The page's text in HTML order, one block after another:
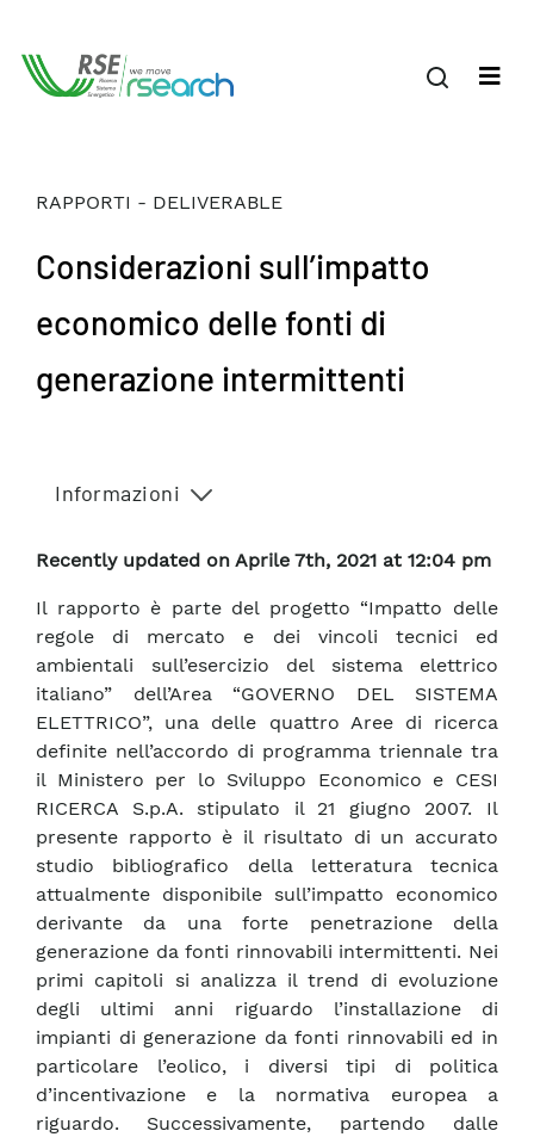
RAPPORTI - DELIVERABLE
Considerazioni sull’impatto
economico delle fonti di
generazione intermittenti
Informazioni
Recently updated on Aprile 7th, 2021 at 12:04 pm
Il rapporto è parte del progetto “Impatto delle
regole di mercato e dei vincoli tecnici ed
ambientali sull’esercizio del sistema elettrico
italiano” dell’Area “GOVERNO DEL SISTEMA
ELETTRICO”, una delle quattro Aree di ricerca
definite nell’accordo di programma triennale tra
il Ministero per lo Sviluppo Economico e CESI
RICERCA S.p.A. stipulato il 21 giugno 2007. Il
presente rapporto è il risultato di un accurato
studio bibliografico della letteratura tecnica
attualmente disponibile sull’impatto economico
derivante da una forte penetrazione della
generazione da fonti rinnovabili intermittenti. Nei
primi capitoli si analizza il trend di evoluzione
degli ultimi anni riguardo l’installazione di
impianti di generazione da fonti rinnovabili ed in
particolare l’eolico, i diversi tipi di politica
d’incentivazione e la normativa europea a
riguardo. Successivamente, partendo dalle